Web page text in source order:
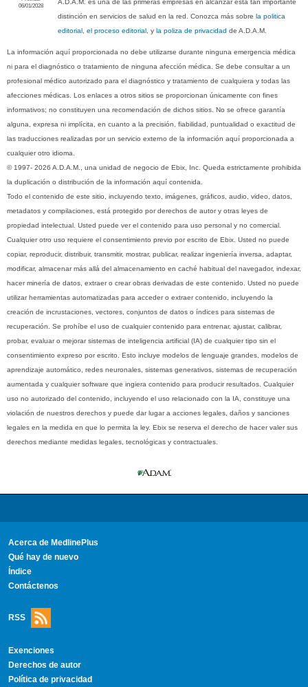
06/01/2028
A.D.A.M. es una de las primeras empresas en alcanzar esta tan importante
distinción en servicios de salud en la red. Conozca más sobrela politica
editorial, el proceso editorial, yla poliza de privacidad de A.D.A.M.
La información aquí proporcionada no debe utilizarse durante ninguna emergencia médica
ni para el diagnóstico o tratamiento de ninguna afección médica. Se debe consultar a un
profesional médico autorizado para el diagnóstico y tratamiento de cualquiera y todas las
afecciones médicas. Los enlaces a otros sitios se proporcionan únicamente con fines
informativos; no constituyen una recomendación de dichos sitios. No se ofrece garantía
alguna, expresa ni implícita, en cuanto a la precisión, fiabilidad, puntualidad o exactitud de
las traducciones realizadas por un servicio externo de la información aquí proporcionada a
cualquier otro idioma.
© 1997- 2026 A.D.A.M., una unidad de negocio de Ebix, Inc. Queda estrictamente prohibida
la duplicación o distribución de la información aquí contenida.
Todo el contenido de este sitio, incluyendo texto, imágenes, gráficos, audio, video, datos,
metadatos y compilaciones, está protegido por derechos de autor y otras leyes de
propiedad intelectual. Usted puede ver el contenido para uso personal y no comercial.
Cualquier otro uso requiere el consentimiento previo por escrito de Ebix. Usted no puede
copiar, reproducir, distribuir, transmitir, mostrar, publicar, realizar ingeniería inversa, adaptar,
modificar, almacenar más allá del almacenamiento en caché habitual del navegador, indexar,
hacer minería de datos, extraer o crear obras derivadas de este contenido. Usted no puede
utilizar herramientas automatizadas para acceder o extraer contenido, incluyendo la
creación de incrustaciones, vectores, conjuntos de datos o índices para sistemas de
recuperación. Se prohíbe el uso de cualquier contenido para entrenar, ajustar, calibrar,
probar, evaluar o mejorar sistemas de inteligencia artificial (IA) de cualquier tipo sin el
consentimiento expreso por escrito. Esto incluye modelos de lenguaje grandes, modelos de
aprendizaje automático, redes neuronales, sistemas generativos, sistemas de recuperación
aumentada y cualquier software que ingiera contenido para producir resultados. Cualquier
uso no autorizado del contenido, incluyendo el uso relacionado con la IA, constituye una
violación de nuestros derechos y puede dar lugar a acciones legales, daños y sanciones
legales en la medida en que lo permita la ley. Ebix se reserva el derecho de hacer valer sus
derechos mediante medidas legales, tecnológicas y contractuales.
Acerca de MedlinePlus
Qué hay de nuevo
Índice
Contáctenos
RSS
Exenciones
Derechos de autor
Política de privacidad